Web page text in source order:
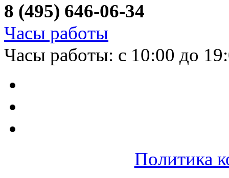
8 (495) 646-06-34
Часы работы
Часы работы: с 10:00 до
Политика